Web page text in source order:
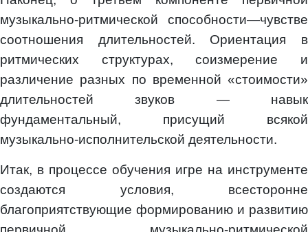
музыкально-ритмической способности—чувстве
соотношения длительностей. Ориентация в
ритмических структурах, соизмерение и
различение разных по временной «стоимости»
длительностей звуков — навык
фундаментальный, присущий всякой
музыкально-исполнительской деятельности.
Итак, в процессе обучения игре на инструменте
создаются условия, всесторонне
благоприятствующие формированию и развитию